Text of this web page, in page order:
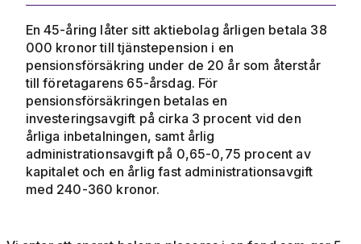
En 45-åring låter sitt aktiebolag årligen betala 38
000 kronor till tjänstepension i en
pensionsförsäkring under de 20 år som återstår
till företagarens 65-årsdag. För
pensionsförsäkringen betalas en
investeringsavgift på cirka 3 procent vid den
årliga inbetalningen, samt årlig
administrationsavgift på 0,65-0,75 procent av
kapitalet och en årlig fast administrationsavgift
med 240-360 kronor.